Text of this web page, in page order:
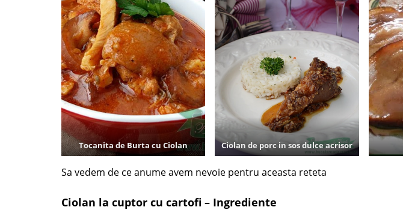
Tocanita de Burta cu Ciolan Ciolan de porc in sos dulce acrisor
Sa vedem de ce anume avem nevoie pentru aceasta reteta
Ciolan la cuptor cu cartofi – Ingrediente